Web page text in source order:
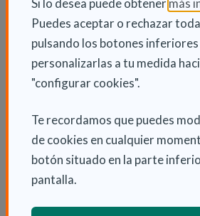
Puedes aceptar o rechazar
pulsando los botones inferiores
personalizarlas a tu medida
"configurar cookies".
Te recordamos que puedes
de cookies en cualquier
botón situado en la parte
pantalla.
INFORMACIÓN
Vie 14 Octubre 2022
Actualidad
ENLACES
Consulta nuestra área de
Consulta nuestra área de